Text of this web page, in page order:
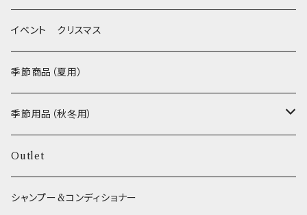
FISH
ヒマラヤチーズ！ _ loasis
わんのはな
エリール
O.C.Farm
イベント クリスマス
季節商品（夏用）
季節用品（秋冬用）
ヒーター
Outlet
シャンプー&コンディショナー